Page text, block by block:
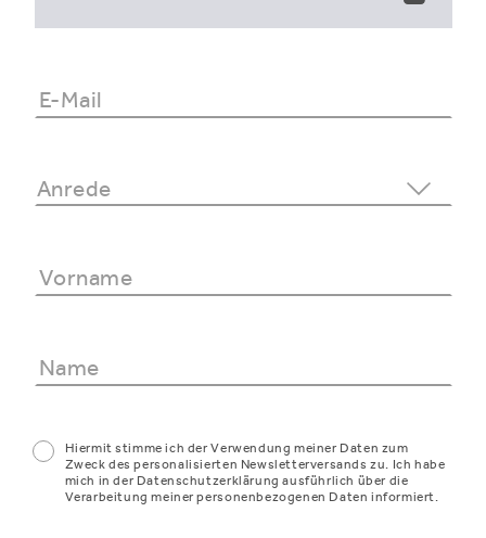
Hiermit stimme ich der Verwendung meiner Daten zum
Zweck des personalisierten Newsletterversands zu. Ich habe
mich in der Datenschutzerklärung ausführlich über die
Verarbeitung meiner personenbezogenen Daten informiert.